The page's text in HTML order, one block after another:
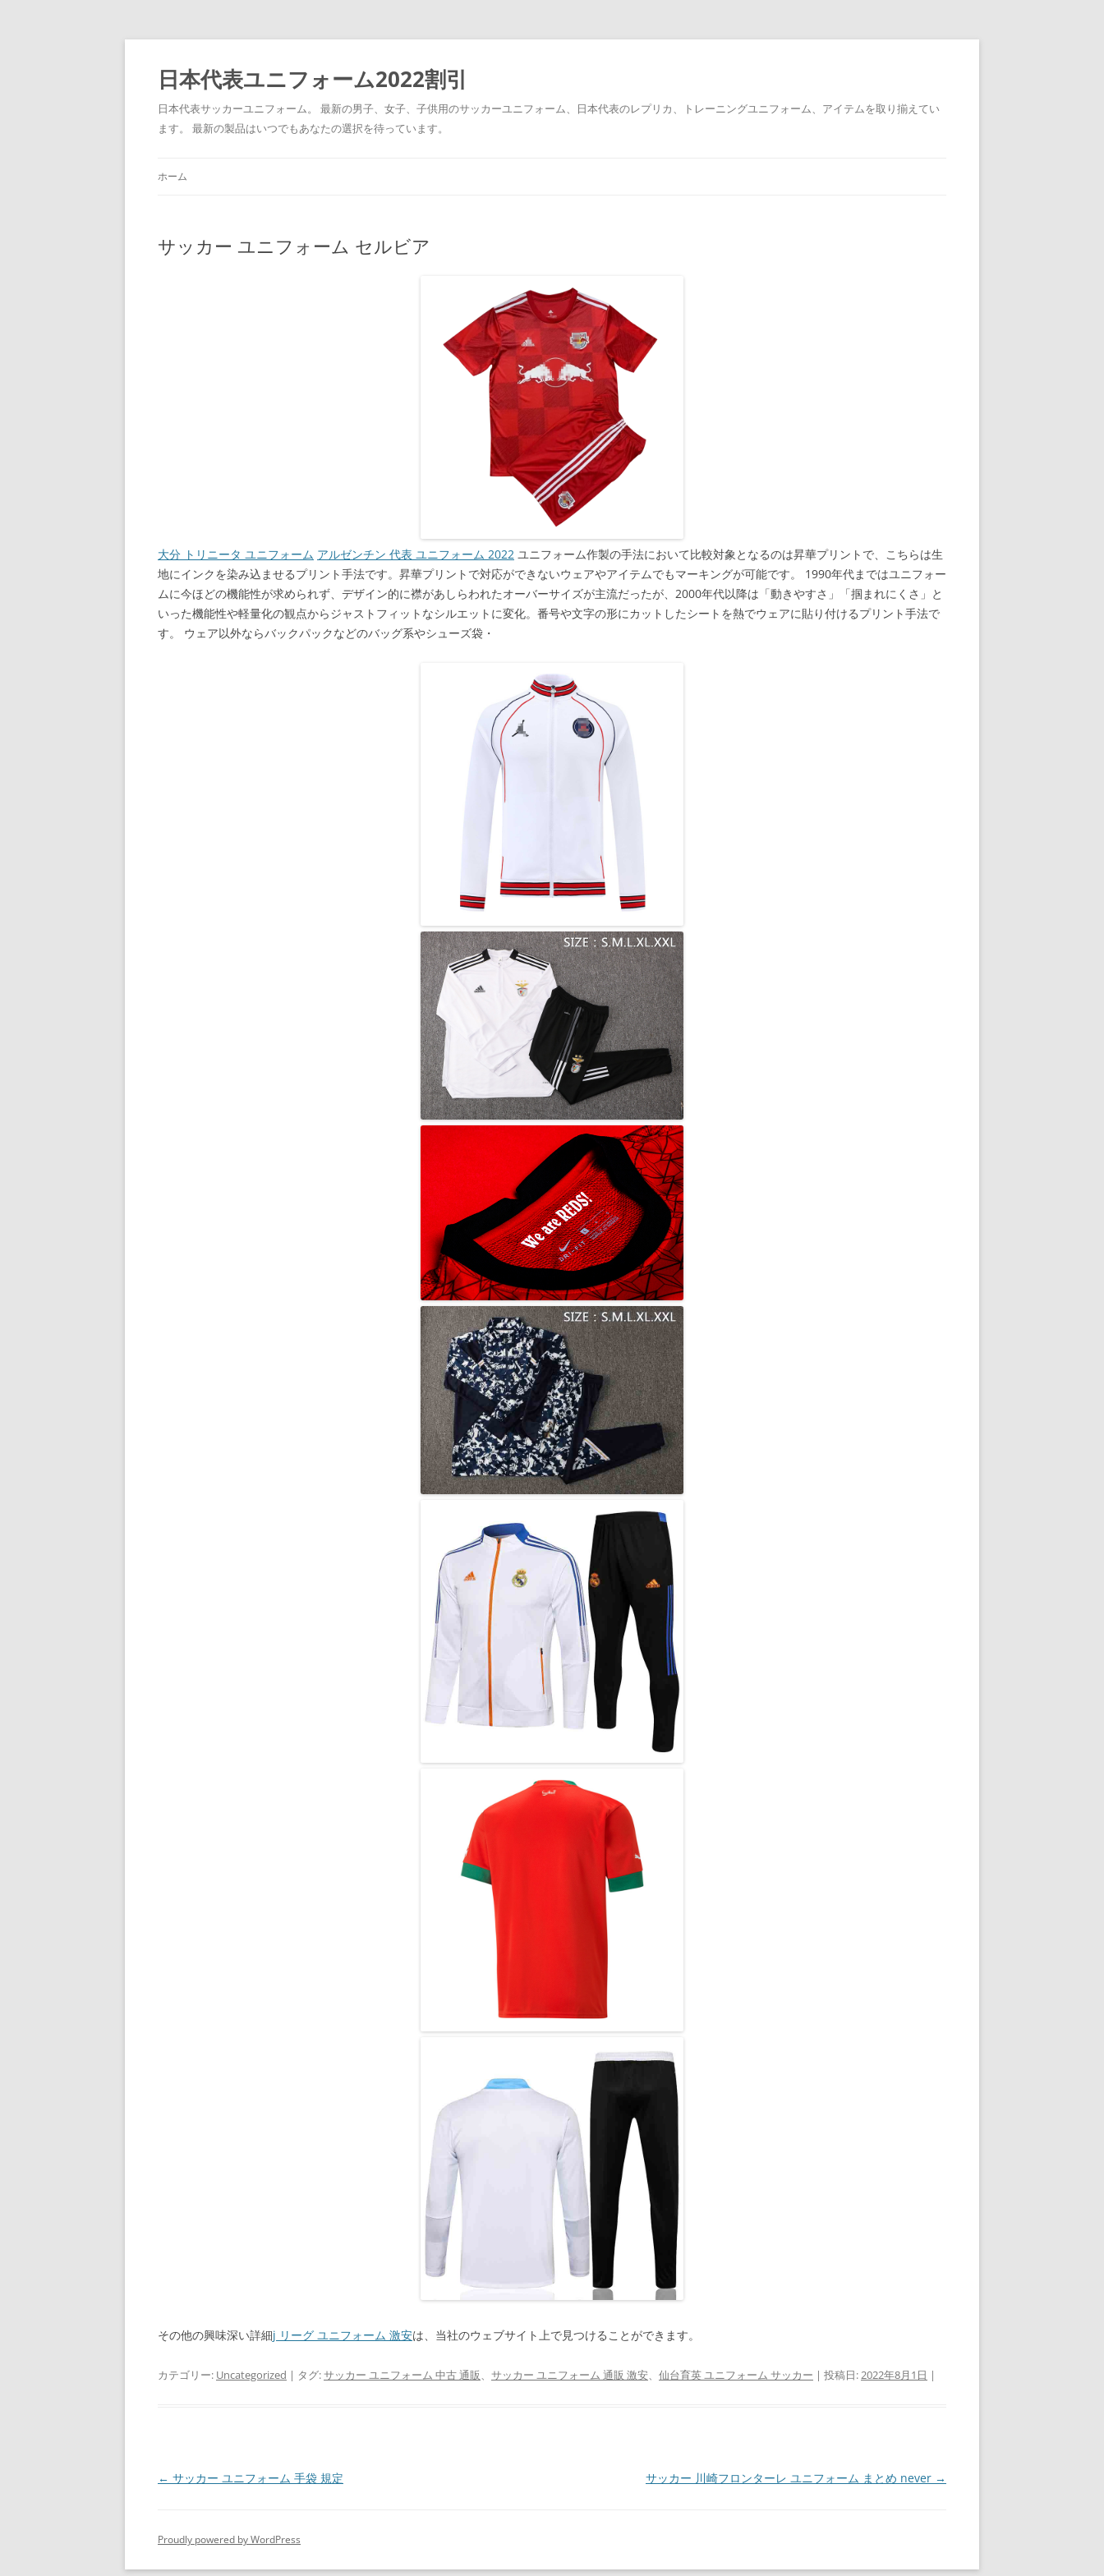
日本代表ユニフォーム2022割引
日本代表サッカーユニフォーム。 最新の男子、女子、子供用のサッカーユニフォーム、日本代表のレプリカ、トレーニングユニフォーム、アイテムを取り揃えてい
ます。 最新の製品はいつでもあなたの選択を待っています。
ホーム
サッカー ユニフォーム セルビア
大分 トリニータ ユニフォーム アルゼンチン 代表 ユニフォーム 2022 ユニフォーム作製の手法において比較対象となるのは昇華プリントで、こちらは生
地にインクを染み込ませるプリント手法です。昇華プリントで対応ができないウェアやアイテムでもマーキングが可能です。 1990年代まではユニフォー
ムに今ほどの機能性が求められず、デザイン的に襟があしらわれたオーバーサイズが主流だったが、2000年代以降は「動きやすさ」「掴まれにくさ」と
いった機能性や軽量化の観点からジャストフィットなシルエットに変化。番号や文字の形にカットしたシートを熱でウェアに貼り付けるプリント手法で
す。 ウェア以外ならバックパックなどのバッグ系やシューズ袋・
その他の興味深い詳細j リーグ ユニフォーム 激安は、当社のウェブサイト上で見つけることができます。
カテゴリー: Uncategorized | タグ:サッカー ユニフォーム 中古 通販、 サッカー ユニフォーム 通販 激安、 仙台育英 ユニフォーム サッカー | 投稿日:2022年8月1日 |
投
ビ
ゲ
← サッカー ユニフォーム 手袋 規定 サッカー 川崎フロンターレ ユニフォーム まとめ never →
Proudly powered by WordPress